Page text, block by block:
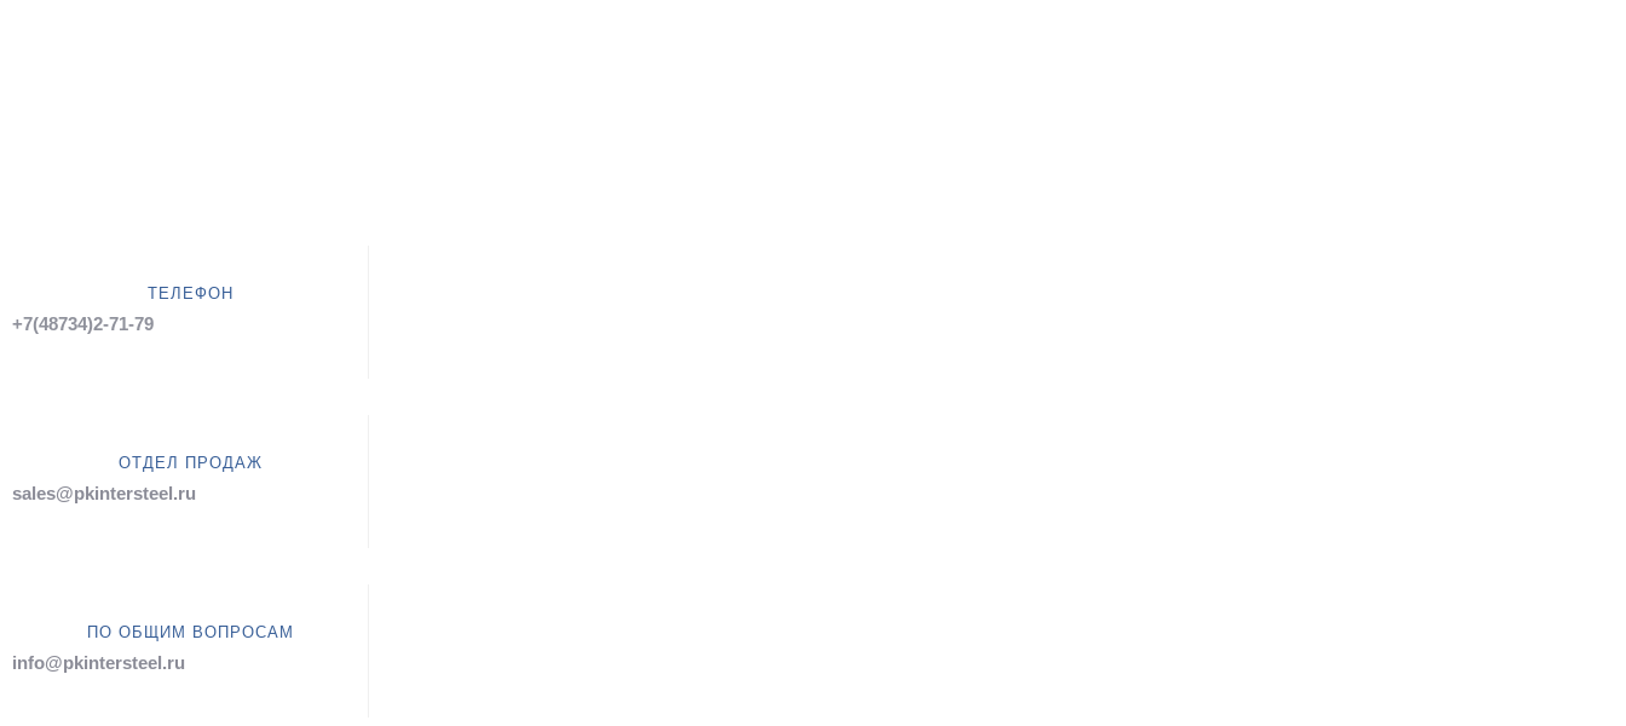
ТЕЛЕФОН
+7(48734)2-71-79
ОТДЕЛ ПРОДАЖ
sales@pkintersteel.ru
ПО ОБЩИМ ВОПРОСАМ
info@pkintersteel.ru